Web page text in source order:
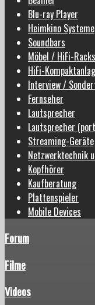
Blu-ray Player
Heimkino Systeme
Soundbars
Möbel / HiFi-Racks
HiFi-
Interview /
Fernseher
Lautsprecher
Lautsprecher
Streaming-Geräte
Netzwerktechnik
Kopfhörer
Kaufberatung
Plattenspieler
Mobile Devices
Forum
Filme
Videos